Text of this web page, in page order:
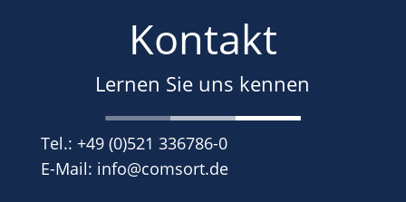
Kontakt
Lernen Sie uns kennen
Tel.: +49 (0)521 336786-0
E-Mail: info@comsort.de